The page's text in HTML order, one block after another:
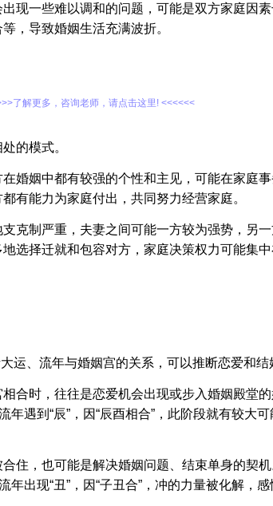
现一些难以调和的问题，可能是双方家庭因
，导致婚姻生活充满波折。
了解更多，咨询老师，请点击这里! <<<<<<
的模式。
婚姻中都有较强的个性和主见，可能在家庭
有能力为家庭付出，共同努力经营家庭。
克制严重，夫妻之间可能一方较为强势，另
选择迁就和包容对方，家庭决策权力可能集
运、流年与婚姻宫的关系，可以推断恋爱和结
合时，往往是恋爱机会出现或步入婚姻殿堂的
年遇到“辰”，因“辰酉相合”，此阶段就有较大
住，也可能是解决婚姻问题、结束单身的契
年出现“丑”，因“子丑合”，冲的力量被化解，